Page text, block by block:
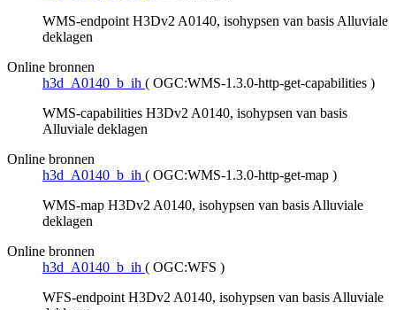
WMS-endpoint H3Dv2 A0140, isohypsen van basis Alluviale
deklagen
Online bronnen
h3d_A0140_b_ih ( OGC:WMS-1.3.0-http-get-capabilities )
WMS-capabilities H3Dv2 A0140, isohypsen van basis
Alluviale deklagen
Online bronnen
h3d_A0140_b_ih ( OGC:WMS-1.3.0-http-get-map )
WMS-map H3Dv2 A0140, isohypsen van basis Alluviale
deklagen
Online bronnen
h3d_A0140_b_ih ( OGC:WFS )
WFS-endpoint H3Dv2 A0140, isohypsen van basis Alluviale